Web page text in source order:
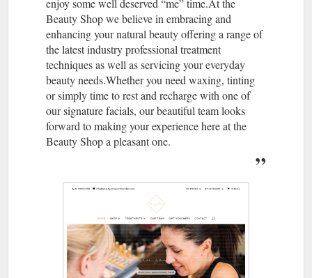
enjoy some well deserved “me” time.At the
Beauty Shop we believe in embracing and
enhancing your natural beauty offering a range of
the latest industry professional treatment
techniques as well as servicing your everyday
beauty needs.Whether you need waxing, tinting
or simply time to rest and recharge with one of
our signature facials, our beautiful team looks
forward to making your experience here at the
Beauty Shop a pleasant one.